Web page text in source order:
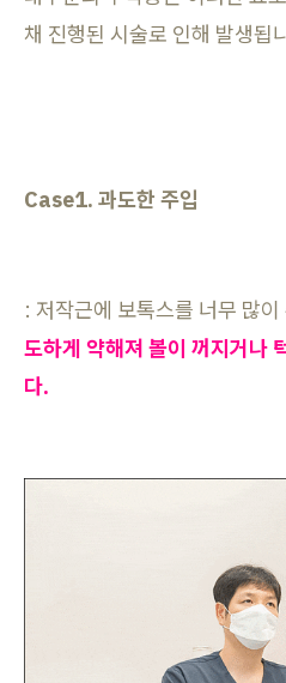
채 진행된 시술로 인해 발생됩
Case1. 과도한 주입
: 저작근에 보톡스를 너무 많
도하게 약해져 볼이 꺼지거나
다.